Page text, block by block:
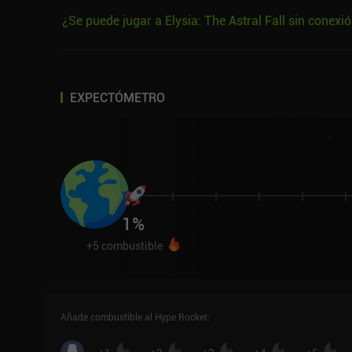
¿Se puede jugar a Elysia: The Astral Fall sin
EXPECTÓMETRO
1 %
+5 combustible
Añade combustible al Hype Rocket: